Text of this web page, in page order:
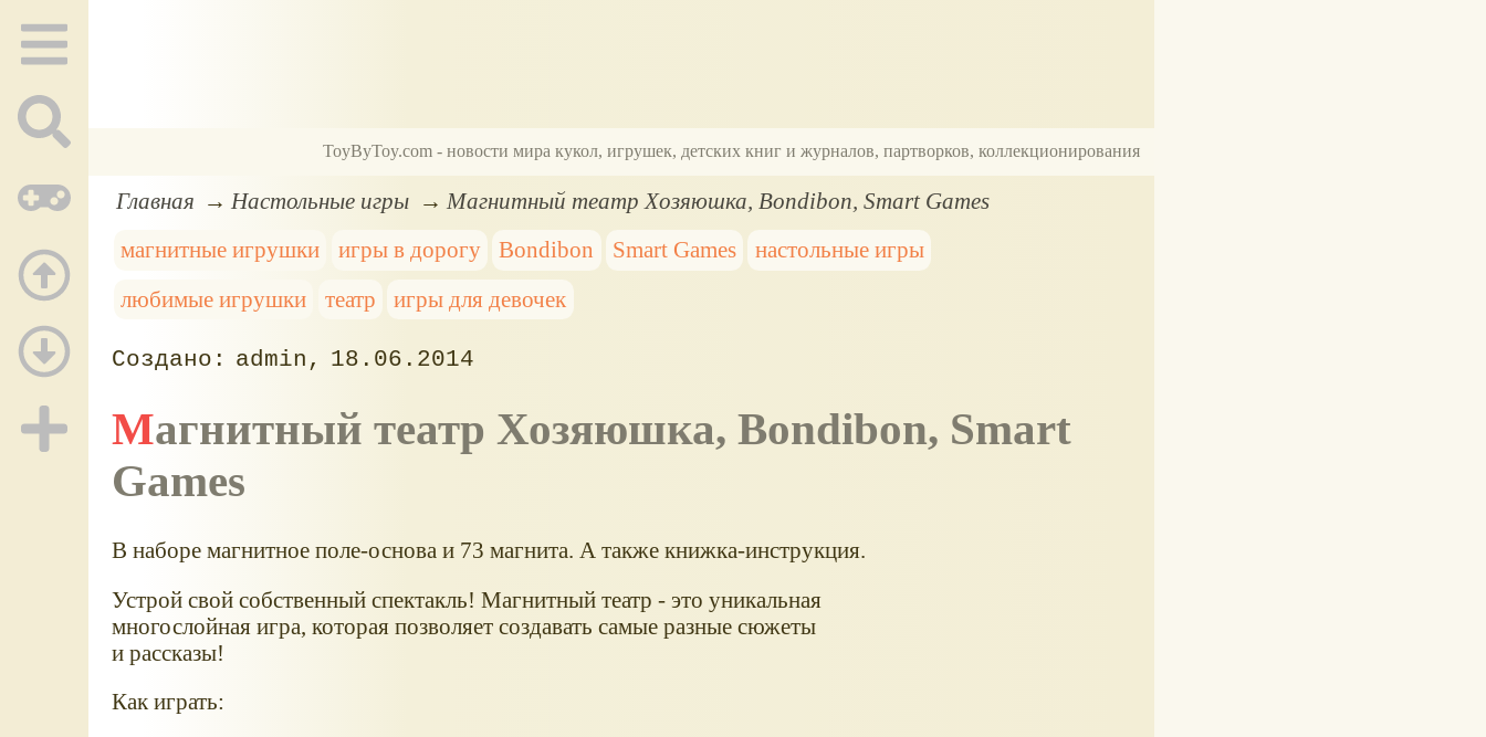
ToyByToy.com - новости мира кукол, игрушек, детских книг и журналов, партворков, коллекционирования
Главная Настольные игры
Магнитный театр Хозяюшка, Bondibon, Smart Games
магнитные игрушки
игры в дорогу Bondibon Smart Games
настольные игры
любимые игрушки
театр игры для девочек
admin 18.06.2014
Магнитный театр Хозяюшка, Bondibon, Smart
Games
В наборе магнитное поле-основа и 73 магнита. А также книжка-инструкция.
Устрой свой собственный спектакль! Магнитный театр - это уникальная
многослойная игра, которая позволяет создавать самые разные сюжеты
и рассказы!
Как играть: